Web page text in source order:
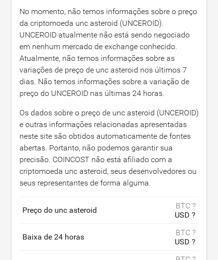
No momento, não temos informações sobre o preço
da criptomoeda unc asteroid (UNCEROID).
UNCEROID atualmente não está sendo negociado
em nenhum mercado de exchange conhecido.
Atualmente, não temos informações sobre as
variações de preço de unc asteroid nos últimos 7
dias. Não temos informações sobre a variação de
preço do UNCEROID nas últimas 24 horas.
Os dados sobre o preço de unc asteroid (UNCEROID)
e outras informações relacionadas apresentadas
neste site são obtidos automaticamente de fontes
abertas. Portanto, não podemos garantir sua
precisão. COINCOST não está afiliado com a
criptomoeda unc asteroid, seus desenvolvedores ou
seus representantes de forma alguma.
Preço do unc asteroid
BTC ?
USD ?
Baixa de 24 horas
BTC ?
USD ?